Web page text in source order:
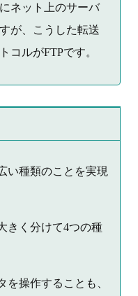
ネット上のサーバ
が、こうした転送
コルがFTPです。
い種類のことを実現
きく分けて4つの種
を操作することも、